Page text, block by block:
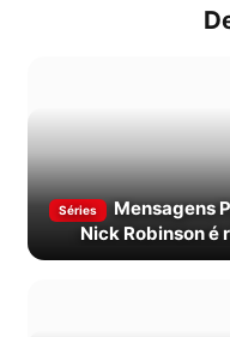
Séries
Mensagens
Nick Robinson é